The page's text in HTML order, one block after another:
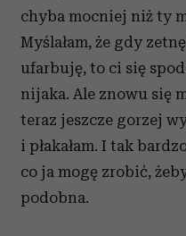
chyba mocniej niż ty
Myślałam, że gdy
ufarbuję, to ci się
nijaka. Ale znowu się
teraz jeszcze gorzej
i płakałam. I tak
co ja mogę zrobić,
podobna.